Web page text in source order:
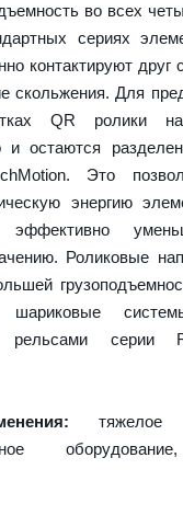
во всех
сериях
контактируют друг
скольжения. Для
QR ролики
и остаются
Это
энергию
Роликовые
шариковые
серии
тяжелое